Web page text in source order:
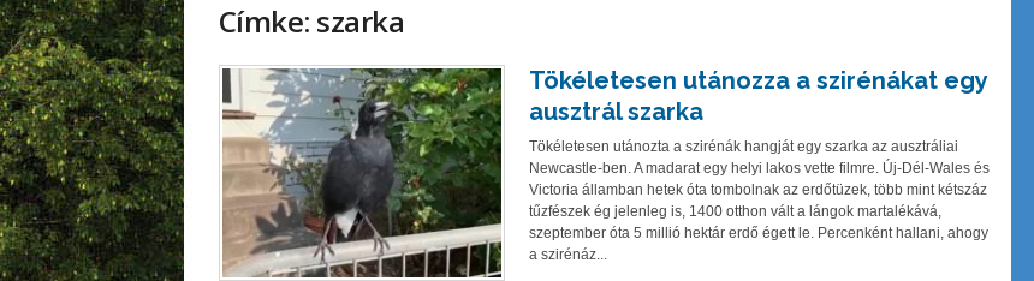
Címke: szarka
Tökéletesen utánozza a szirénákat egy
ausztrál szarka
Tökéletesen utánozta a szirénák hangját egy szarka az ausztráliai
Newcastle-ben. A madarat egy helyi lakos vette filmre. Új-Dél-Wales és
Victoria államban hetek óta tombolnak az erdőtüzek, több mint kétszáz
tűzfészek ég jelenleg is, 1400 otthon vált a lángok martalékává,
szeptember óta 5 millió hektár erdő égett le. Percenként hallani, ahogy
a szirénáz...